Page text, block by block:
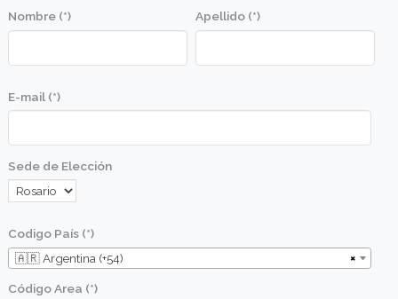
aux Raisin.
Objetivos
manipulación.
Aplicar las técnicas aprendidas de manera
lograr óptimos resultados.